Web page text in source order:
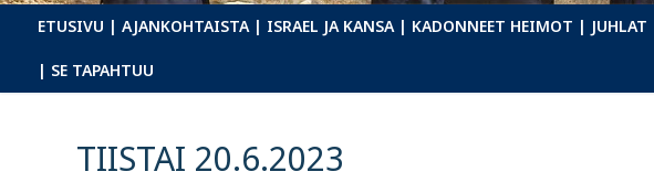
ETUSIVU | AJANKOHTAISTA | ISRAEL JA KANSA | KADONNEET HEIMOT | JUHLAT
| SE TAPAHTUU
TIISTAI 20.6.2023